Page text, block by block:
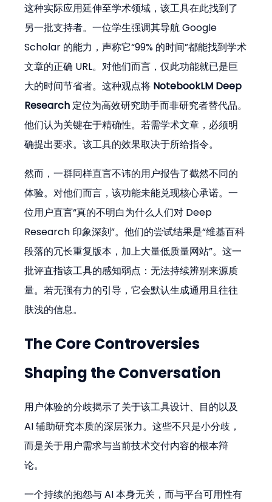
这种实际应用延伸至学术领域，该工具在此找到了
另一批支持者。一位学生强调其导航 Google
Scholar 的能力，声称它“99% 的时间”都能找到学术
文章的正确 URL。对他们而言，仅此功能就已是巨
大的时间节省者。这种观点将 NotebookLM Deep
Research 定位为高效研究助手而非研究者替代品。
他们认为关键在于精确性。若需学术文章，必须明
确提出要求。该工具的效果取决于所给指令。
然而，一群同样直言不讳的用户报告了截然不同的
体验。对他们而言，该功能未能兑现核心承诺。一
位用户直言“真的不明白为什么人们对 Deep
Research 印象深刻”。他们的尝试结果是“维基百科
段落的冗长重复版本，加上大量低质量网站”。这一
批评直指该工具的感知弱点：无法持续辨别来源质
量。若无强有力的引导，它会默认生成通用且往往
肤浅的信息。
The Core Controversies
Shaping the Conversation
用户体验的分歧揭示了关于该工具设计、目的以及
AI 辅助研究本质的深层张力。这些不只是小分歧，
而是关于用户需求与当前技术交付内容的根本辩
论。
一个持续的抱怨与 AI 本身无关，而与平台可用性有